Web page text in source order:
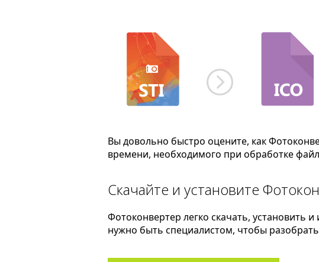
Вы довольно быстро оцените, как
времени, необходимого при обработке
Скачайте и установите
Фотоконвертер легко скачать, установить и
нужно быть специалистом, чтобы